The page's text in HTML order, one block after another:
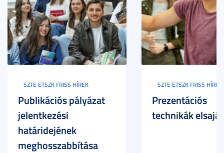
SZTE ETSZK FRISS HÍREK
Publikációs pályázat
jelentkezési
határidejének
meghosszabbítása
SZTE ETSZK FRISS HÍREK
Prezentációs
technikák